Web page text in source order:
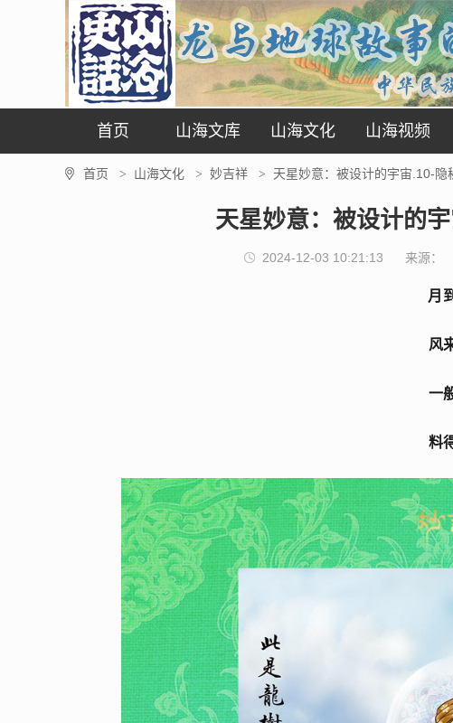
首页 山海文库 山海文化 山海视频
首页 > 山海文化 > 妙吉祥 > 天星妙意：被设计的宇宙.10-隐
天星妙意：被设计的
2024-12-03 10:21:13 来源：
月
风
一
料